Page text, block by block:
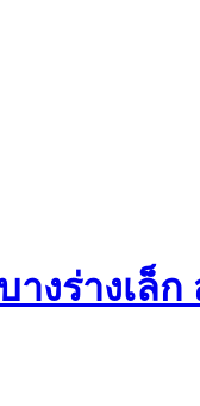
างร่างเล็